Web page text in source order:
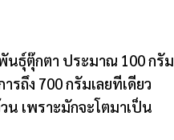
ธุ์ตุ๊กตา ประมาณ 100 กรัม
ถึง 700 กรัมเลยทีเดียว
เพราะมักจะโตมาเป็น